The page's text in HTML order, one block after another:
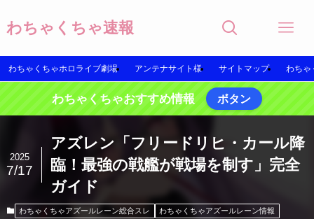
わちゃくちゃ速報
わちゃくちゃホロライブ劇場 アンテナサイト様 サイトマップ わちゃ
わちゃくちゃおすすめ情報 ボタン
アズレン「フリードリヒ・カール降
臨！最強の戦艦が戦場を制す」完全
ガイド
2025
7/17
わちゃくちゃアズールレーン総合スレ わちゃくちゃアズールレーン情報